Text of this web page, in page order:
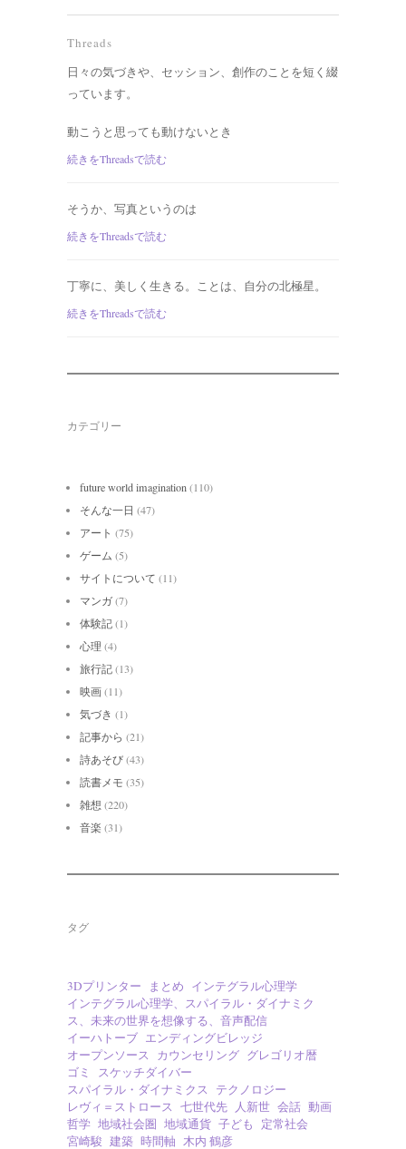
Threads
日々の気づきや、セッション、創作のことを短く綴
っています。
動こうと思っても動けないとき
続きをThreadsで読む
そうか、写真というのは
続きをThreadsで読む
丁寧に、美しく生きる。ことは、自分の北極星。
続きをThreadsで読む
カテゴリー
future world imagination(110)
そんな一日 (47)
アート (75)
ゲーム (5)
サイトについて (11)
マンガ(7)
体験記(1)
心理 (4)
旅行記(13)
映画(11)
気づき (1)
記事から (21)
詩あそび(43)
読書メモ (35)
雑想 (220)
音楽 (31)
タグ
3Dプリンター まとめ インテグラル心理学
インテグラル心理学、スパイラル・ダイナミク
ス、未来の世界を想像する、音声配信
イーハトーブ エンディングビレッジ
オープンソース
カウンセリング グレゴリオ暦
ゴミ
スケッチダイバー
スパイラル・ダイナミクス
テクノロジー
レヴィ＝ストロース 七世代先 人新世 会話 動画
哲学 地域社会圏 地域通貨 子ども
定常社会
宮崎駿 建築 時間軸 木内 鶴彦